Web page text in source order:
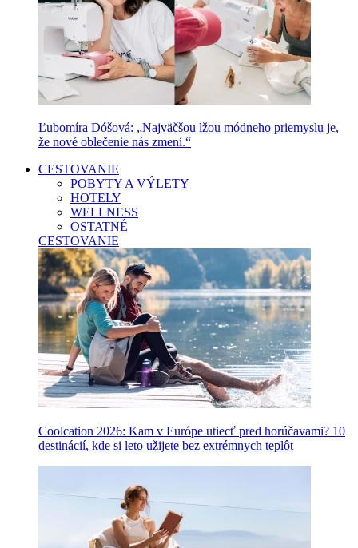
Ľubomíra Dóšová: „Najväčšou lžou módneho priemyslu je,
že nové oblečenie nás zmení.“
CESTOVANIE
POBYTY A VÝLETY
HOTELY
WELLNESS
OSTATNÉ
CESTOVANIE
Coolcation 2026: Kam v Európe utiecť pred horúčavami? 10
destinácií, kde si leto užijete bez extrémnych teplôt